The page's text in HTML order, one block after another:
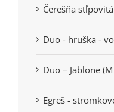
Čerešňa
Duo - hruška -
Duo – Jablone
Egreš -